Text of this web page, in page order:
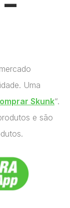
Uma
Skunk“.
e são